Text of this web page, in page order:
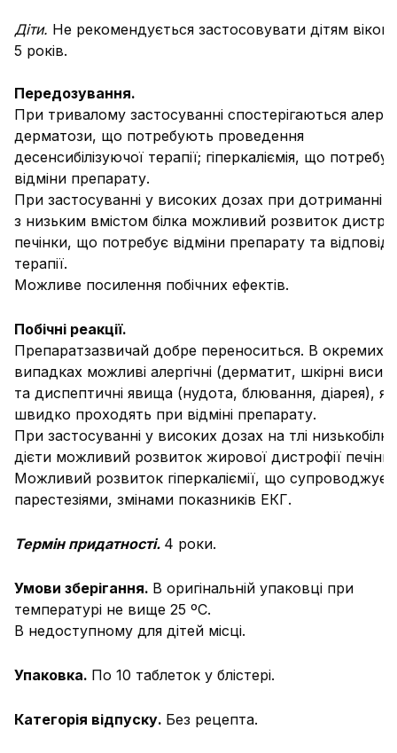
Діти. Не рекомендується застосовувати дітям
5 років.
Передозування.
При тривалому застосуванні спостерігаються
дерматози, що потребують проведення
десенсибілізуючої терапії; гіперкаліємія, що потребує
відміни препарату.
При застосуванні у високих дозах при дотриманні
з низьким вмістом білка можливий розвиток
печінки, що потребує відміни препарату та
терапії.
Можливе посилення побічних ефектів.
Побічні реакції.
Препаратзазвичай добре переноситься. В окремих
випадках можливі алергічні (дерматит, шкірні
та диспептичні явища (нудота, блювання, діарея), які
швидко проходять при відміні препарату.
При застосуванні у високих дозах на тлі
дієти можливий розвиток жирової дистрофії
Можливий розвиток гіперкаліємії, що
парестезіями, змінами показників ЕКГ.
Термін придатності. 4 роки.
Умови зберігання. В оригінальній упаковці при
температурі не вище 25 ºС.
В недоступному для дітей місці.
Упаковка. По 10 таблеток у блістері.
Категорія відпуску. Без рецепта.